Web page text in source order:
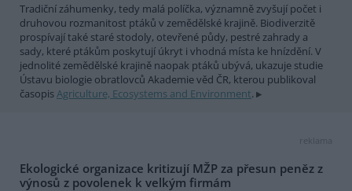
Tradiční záhumenky, tedy malá políčka, významně zvyšují počet i
druhovou rozmanitost ptáků v zemědělské krajině. Biodiverzitě
prospívají také staré stodoly, otevřené půdy, pestré zahrady a
sady, které ptákům poskytují úkryt i vhodná místa ke hnízdění. V
jednolité zemědělské krajině naopak ptáků ubývá, ukazuje studie
Ústavu biologie obratlovců Akademie věd ČR, kterou publikoval
časopisAgriculture, Ecosystems and Environment.
reklama
Ekologické organizace kritizují MŽP za přesun peněz z
výnosů z povolenek k velkým firmám